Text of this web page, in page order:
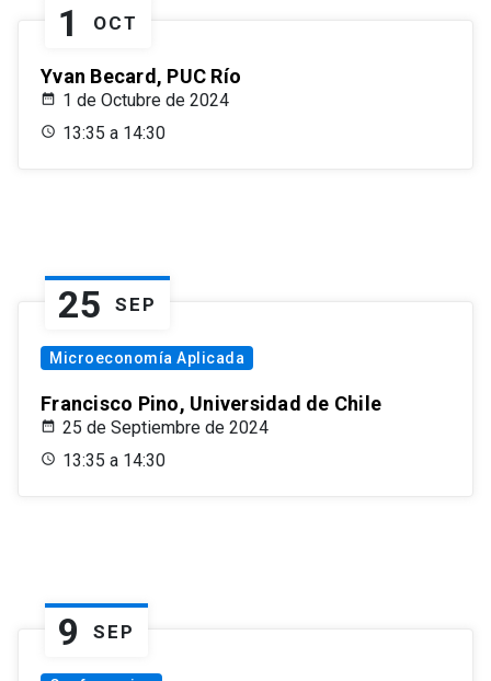
1 OCT
Yvan Becard, PUC Río
1 de Octubre de 2024
13:35 a 14:30
25 SEP
Microeconomía Aplicada
Francisco Pino, Universidad de Chile
25 de Septiembre de 2024
13:35 a 14:30
9 SEP